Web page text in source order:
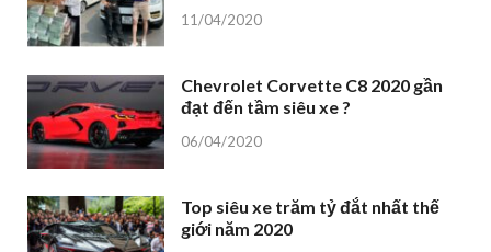
11/04/2020
Chevrolet Corvette C8 2020 gần
đạt đến tầm siêu xe ?
06/04/2020
Top siêu xe trăm tỷ đắt nhất thế
giới năm 2020